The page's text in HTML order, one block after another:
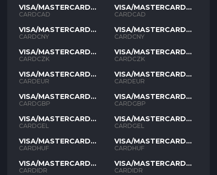
VISA/MASTERCARD
CAD
CARDCAD
VISA/MASTERCARD
CNY
CARDCNY
VISA/MASTERCARD
CZK
CARDCZK
VISA/MASTERCARD
EUR
CARDEUR
VISA/MASTERCARD
GBP
CARDGBP
VISA/MASTERCARD
GEL
CARDGEL
VISA/MASTERCARD
HUF
CARDHUF
VISA/MASTERCARD
IDR
CARDIDR
VISA/MASTERCARD
CAD
CARDCAD
VISA/MASTERCARD
CNY
CARDCNY
VISA/MASTERCARD
CZK
CARDCZK
VISA/MASTERCARD
EUR
CARDEUR
VISA/MASTERCARD
GBP
CARDGBP
VISA/MASTERCARD
GEL
CARDGEL
VISA/MASTERCARD
HUF
CARDHUF
VISA/MASTERCARD
IDR
CARDIDR